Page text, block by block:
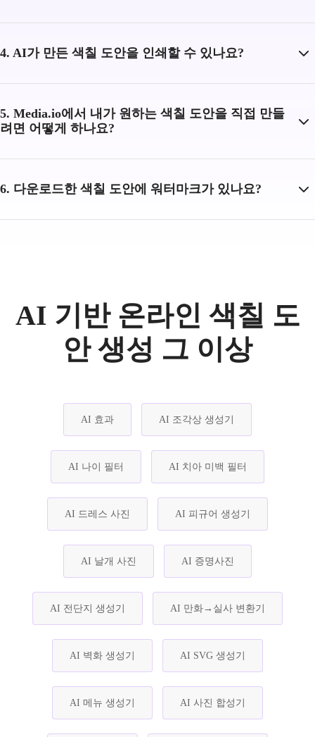
4. AI가 만든 색칠 도안을 인쇄할 수 있나요?
5. Media.io에서 내가 원하는 색칠 도안을 직접 만들
려면 어떻게 하나요?
6. 다운로드한 색칠 도안에 워터마크가 있나요?
AI 기반 온라인 색칠 도
안 생성 그 이상
AI 효과 AI 조각상 생성기
AI 나이 필터 AI 치아 미백 필터
AI 드레스 사진 AI 피규어 생성기
AI 날개 사진 AI 증명사진
AI 전단지 생성기 AI 만화→실사 변환기
AI 벽화 생성기 AI SVG 생성기
AI 메뉴 생성기 AI 사진 합성기